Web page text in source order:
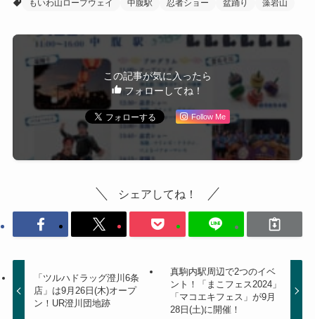
もいわ山ロープウェイ 中腹駅 忍者ショー 盆踊り 藻岩山
この記事が気に入ったら
フォローしてね！
Follow Me
シェアしてね！
「ツルハドラッグ澄川6条
店」は9月26日(木)オープ
ン！UR澄川団地跡
真駒内駅周辺で2つのイベ
ント！「まこフェス2024」
「マコエキフェス」が9月
28日(土)に開催！